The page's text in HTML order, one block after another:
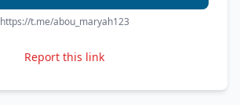
https://t.me/abou_maryah123
Report this link